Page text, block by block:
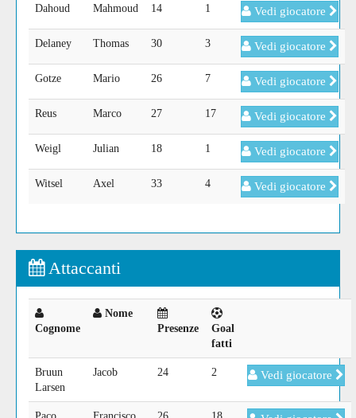
Dahoud Mahmoud 14 1 Vedi giocatore
Delaney Thomas 30 3 Vedi giocatore
Gotze Mario 26 7 Vedi giocatore
Reus Marco 27 17 Vedi giocatore
Weigl Julian 18 1 Vedi giocatore
Witsel Axel 33 4 Vedi giocatore
Attaccanti
Cognome
Nome
Presenze
Goal
fatti
Bruun
Larsen
Jacob 24 2 Vedi giocatore